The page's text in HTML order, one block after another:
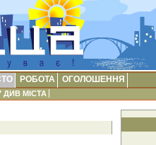
РОБОТА ОГОЛОШЕННЯ
ДИВ МІСТА